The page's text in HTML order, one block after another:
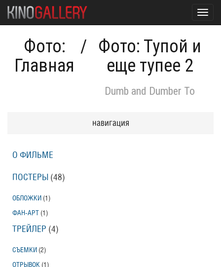
Фото:
Главная
/
Фото: Тупой и
еще тупее 2
Dumb and Dumber To
навигация
О ФИЛЬМЕ
ПОСТЕРЫ (48)
ОБЛОЖКИ (1)
ФАН-АРТ (1)
ТРЕЙЛЕР (4)
СЪЕМКИ (2)
ОТРЫВОК (1)